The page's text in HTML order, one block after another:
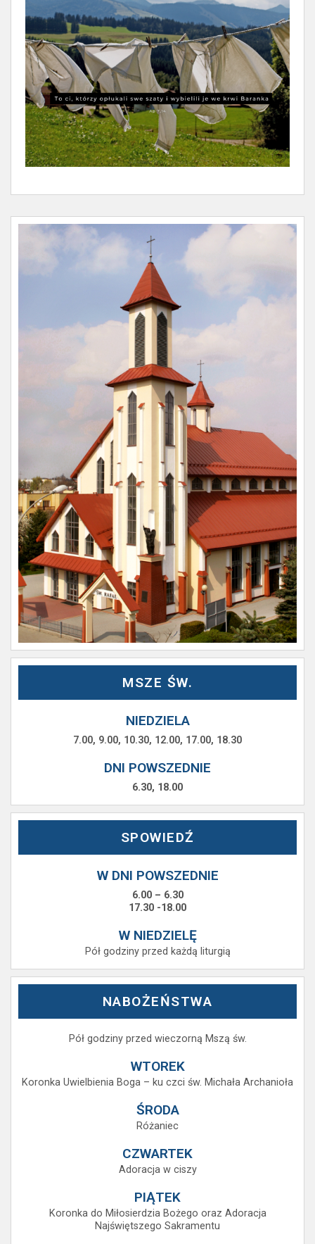
MSZE ŚW.
NIEDZIELA
7.00, 9.00, 10.30, 12.00, 17.00, 18.30
DNI POWSZEDNIE
6.30, 18.00
SPOWIEDŹ
W DNI POWSZEDNIE
6.00 – 6.30
17.30 -18.00
W NIEDZIELĘ
Pół godziny przed każdą liturgią
NABOŻEŃSTWA
Pół godziny przed wieczorną Mszą św.
WTOREK
Koronka Uwielbienia Boga – ku czci św. Michała Archanioła
ŚRODA
Różaniec
CZWARTEK
Adoracja w ciszy
PIĄTEK
Koronka do Miłosierdzia Bożego oraz Adoracja
Najświętszego Sakramentu